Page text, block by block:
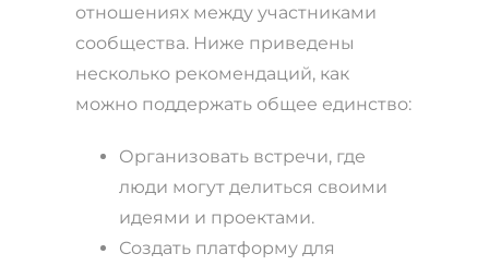
отношениях между участниками
сообщества. Ниже приведены
несколько рекомендаций, как
можно поддержать общее единство:
Организовать встречи, где
люди могут делиться своими
идеями и проектами.
Создать платформу для